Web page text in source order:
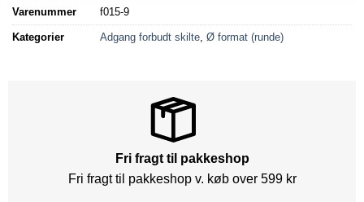
Varenummer f015-9
Kategorier Adgang forbudt skilte, Ø format (runde)
Fri fragt til pakkeshop
Fri fragt til pakkeshop v. køb over 599 kr